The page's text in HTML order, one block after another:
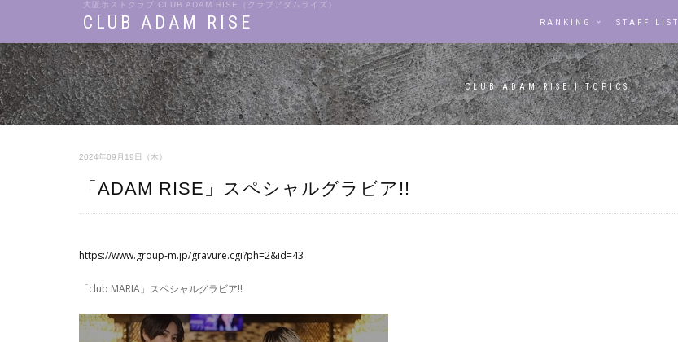
大阪ホストクラブ CLUB ADAM RISE（クラブアダムライズ）
CLUB ADAM RISE RANKING STAFF LIST
CLUB ADAM RISE | TOPICS
2024年09月19日（木）
「ADAM RISE」スペシャルグラビア!!
https://www.group-m.jp/gravure.cgi?ph=2&id=43
「club MARIA」スペシャルグラビア!!